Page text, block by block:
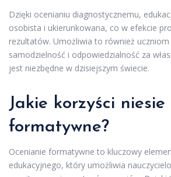
Dzięki ocenianiu diagnostycznemu,
osobista i ukierunkowana, co w efekcie
rezultatów. Umożliwia to również uczniom
samodzielność i odpowiedzialność za
jest niezbędne w dzisiejszym świecie.
Jakie korzyści
formatywne?
Ocenianie formatywne to kluczowy
edukacyjnego, który umożliwia